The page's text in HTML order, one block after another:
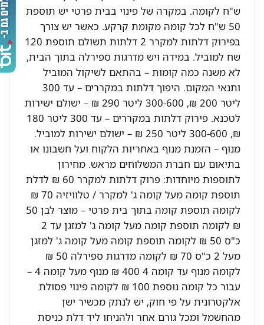
ש"ח לקומה. במקרה של פינוי בבית פרטי יש תוספת
50 ש"ח לכל קומה מקומת קרקע. כאשר יש צורך
בפירוק דלתות למקרר 2 דלתות תשולם תוספת 120
שח למוביל. במידה ויש מדרגות ספירלה בתוך הבית,
לא משנה כמה קומות – בהתאם לשיקול המוביל
ותנאי המקום. היפוך דלתות במקררים – עד 300
ליטר 200 ₪, 300-600 ליטר 290 ₪ – ישולם ישירות
לטכנא. פירוק דלתות במקררים – עד 300 ליטר 180
₪, 300-600 ליטר 250 ₪ – ישולם ישירות למוביל.
מנוף – הזמנת מנוף באחריות הלקוח ועל חשבונו או
בתיאום עם חברת המשלוחים מראש. מחירון
לתוספות מיוחדות: פרוק דלתות למקרר 60 ₪ לדלת
תוספת קומה מעל קומה ג' למקרר / טלוויזיה 70 ₪
לקומה תוספת קומה בתוך בית פרטי – מוצר לבן 50
₪ לקומה תוספת קומה מעל קומה ג' למזגן עד 2
כ"ס 50 ₪ לקומה תוספת קומה מעל קומה ג' למזגן
מעל 2 כ"ס 70 ₪ לקומה מדרגות ספירלה 50 ₪
לקומה מנוף עד קומה 4 400 ₪ מנוף מעל קומה 4 –
עבור כל קומה נוספת 100 ₪ לקומה פינוי פסולת
אלקטרונית על פי חוק, יש לנתק מכשיר ישן
מהחשמל ומכל גורם אחר ולהניחו ליד דלת כניסת